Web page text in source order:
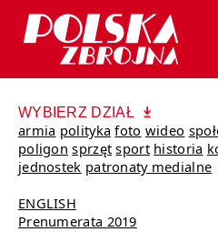
WYBIERZ DZIAŁ
armia polityka foto wideo
poligon sprzęt sport historia
jednostek patronaty medialne
ENGLISH
Prenumerata 2019